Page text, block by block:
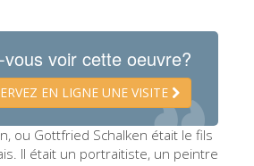
autres Musées
Le Musée national du Bargello
Galerie de l'Académie
vous voir cette oeuvre?
EN LIGNE UNE VISITE
ou Gottfried Schalken était le fils
Il était un portraitiste, un peintre